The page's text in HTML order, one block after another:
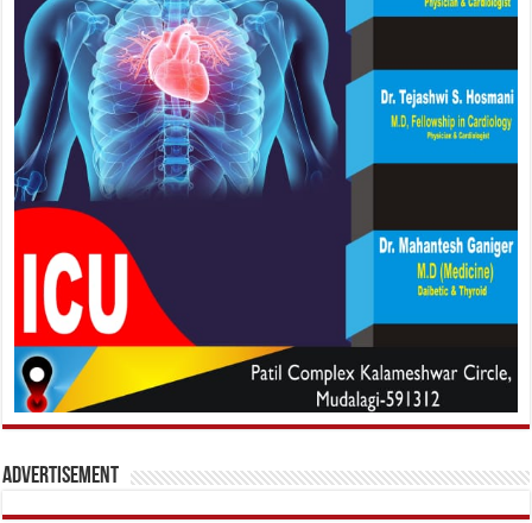
Advertisement